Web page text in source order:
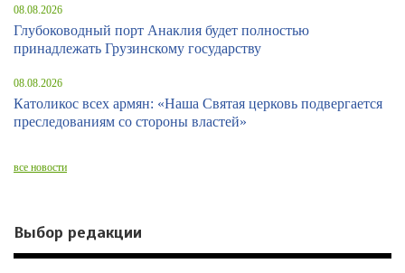
08.08.2026
Глубоководный порт Анаклия будет полностью
принадлежать Грузинскому государству
08.08.2026
Католикос всех армян: «Наша Святая церковь подвергается
преследованиям со стороны властей»
все новости
Выбор редакции